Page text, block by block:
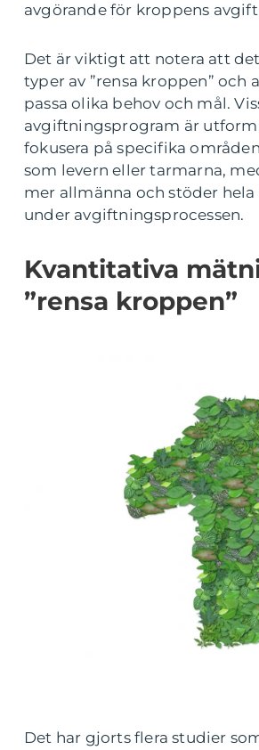
avgörande för kroppens
Det är viktigt att notera att
typer av ”rensa kroppen” och
passa olika behov och mål.
avgiftningsprogram är
fokusera på specifika
som levern eller tarmarna,
mer allmänna och stöder
under avgiftningsprocessen.
Kvantitativa
”rensa kroppen”
Det har gjorts flera studier